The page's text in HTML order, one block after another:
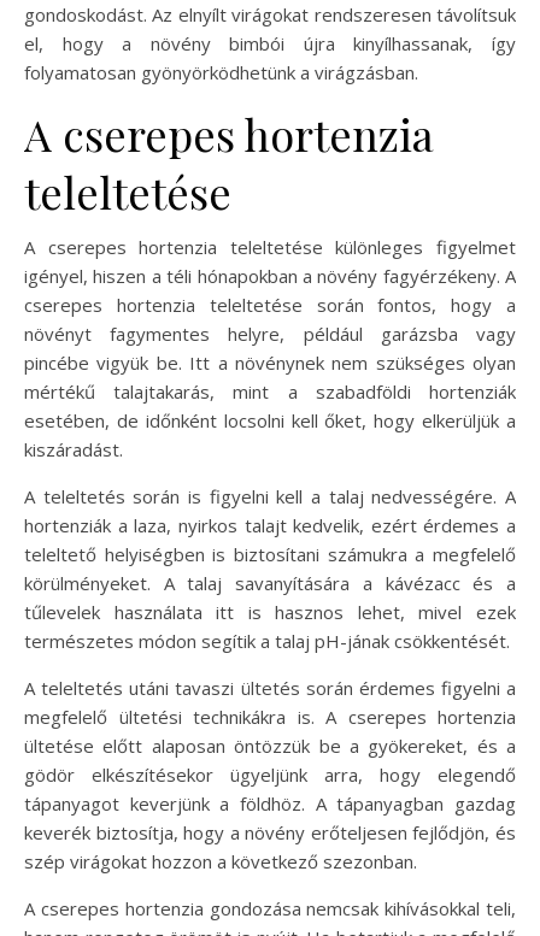
gondoskodást. Az elnyílt virágokat rendszeresen távolítsuk
el, hogy a növény bimbói újra kinyílhassanak, így
folyamatosan gyönyörködhetünk a virágzásban.
A cserepes hortenzia
teleltetése
A cserepes hortenzia teleltetése különleges figyelmet
igényel, hiszen a téli hónapokban a növény fagyérzékeny. A
cserepes hortenzia teleltetése során fontos, hogy a
növényt fagymentes helyre, például garázsba vagy
pincébe vigyük be. Itt a növénynek nem szükséges olyan
mértékű talajtakarás, mint a szabadföldi hortenziák
esetében, de időnként locsolni kell őket, hogy elkerüljük a
kiszáradást.
A teleltetés során is figyelni kell a talaj nedvességére. A
hortenziák a laza, nyirkos talajt kedvelik, ezért érdemes a
teleltető helyiségben is biztosítani számukra a megfelelő
körülményeket. A talaj savanyítására a kávézacc és a
tűlevelek használata itt is hasznos lehet, mivel ezek
természetes módon segítik a talaj pH-jának csökkentését.
A teleltetés utáni tavaszi ültetés során érdemes figyelni a
megfelelő ültetési technikákra is. A cserepes hortenzia
ültetése előtt alaposan öntözzük be a gyökereket, és a
gödör elkészítésekor ügyeljünk arra, hogy elegendő
tápanyagot keverjünk a földhöz. A tápanyagban gazdag
keverék biztosítja, hogy a növény erőteljesen fejlődjön, és
szép virágokat hozzon a következő szezonban.
A cserepes hortenzia gondozása nemcsak kihívásokkal teli,